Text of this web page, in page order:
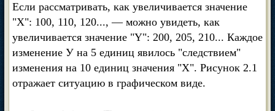
Если рассматривать, как увеличивается значение
"X": 100, 110, 120..., — можно увидеть, как
увеличивается значение "Y": 200, 205, 210... Каждое
изменение У на 5 единиц явилось "следствием"
изменения на 10 единиц значения "X". Рисунок 2.1
отражает ситуацию в графическом виде.